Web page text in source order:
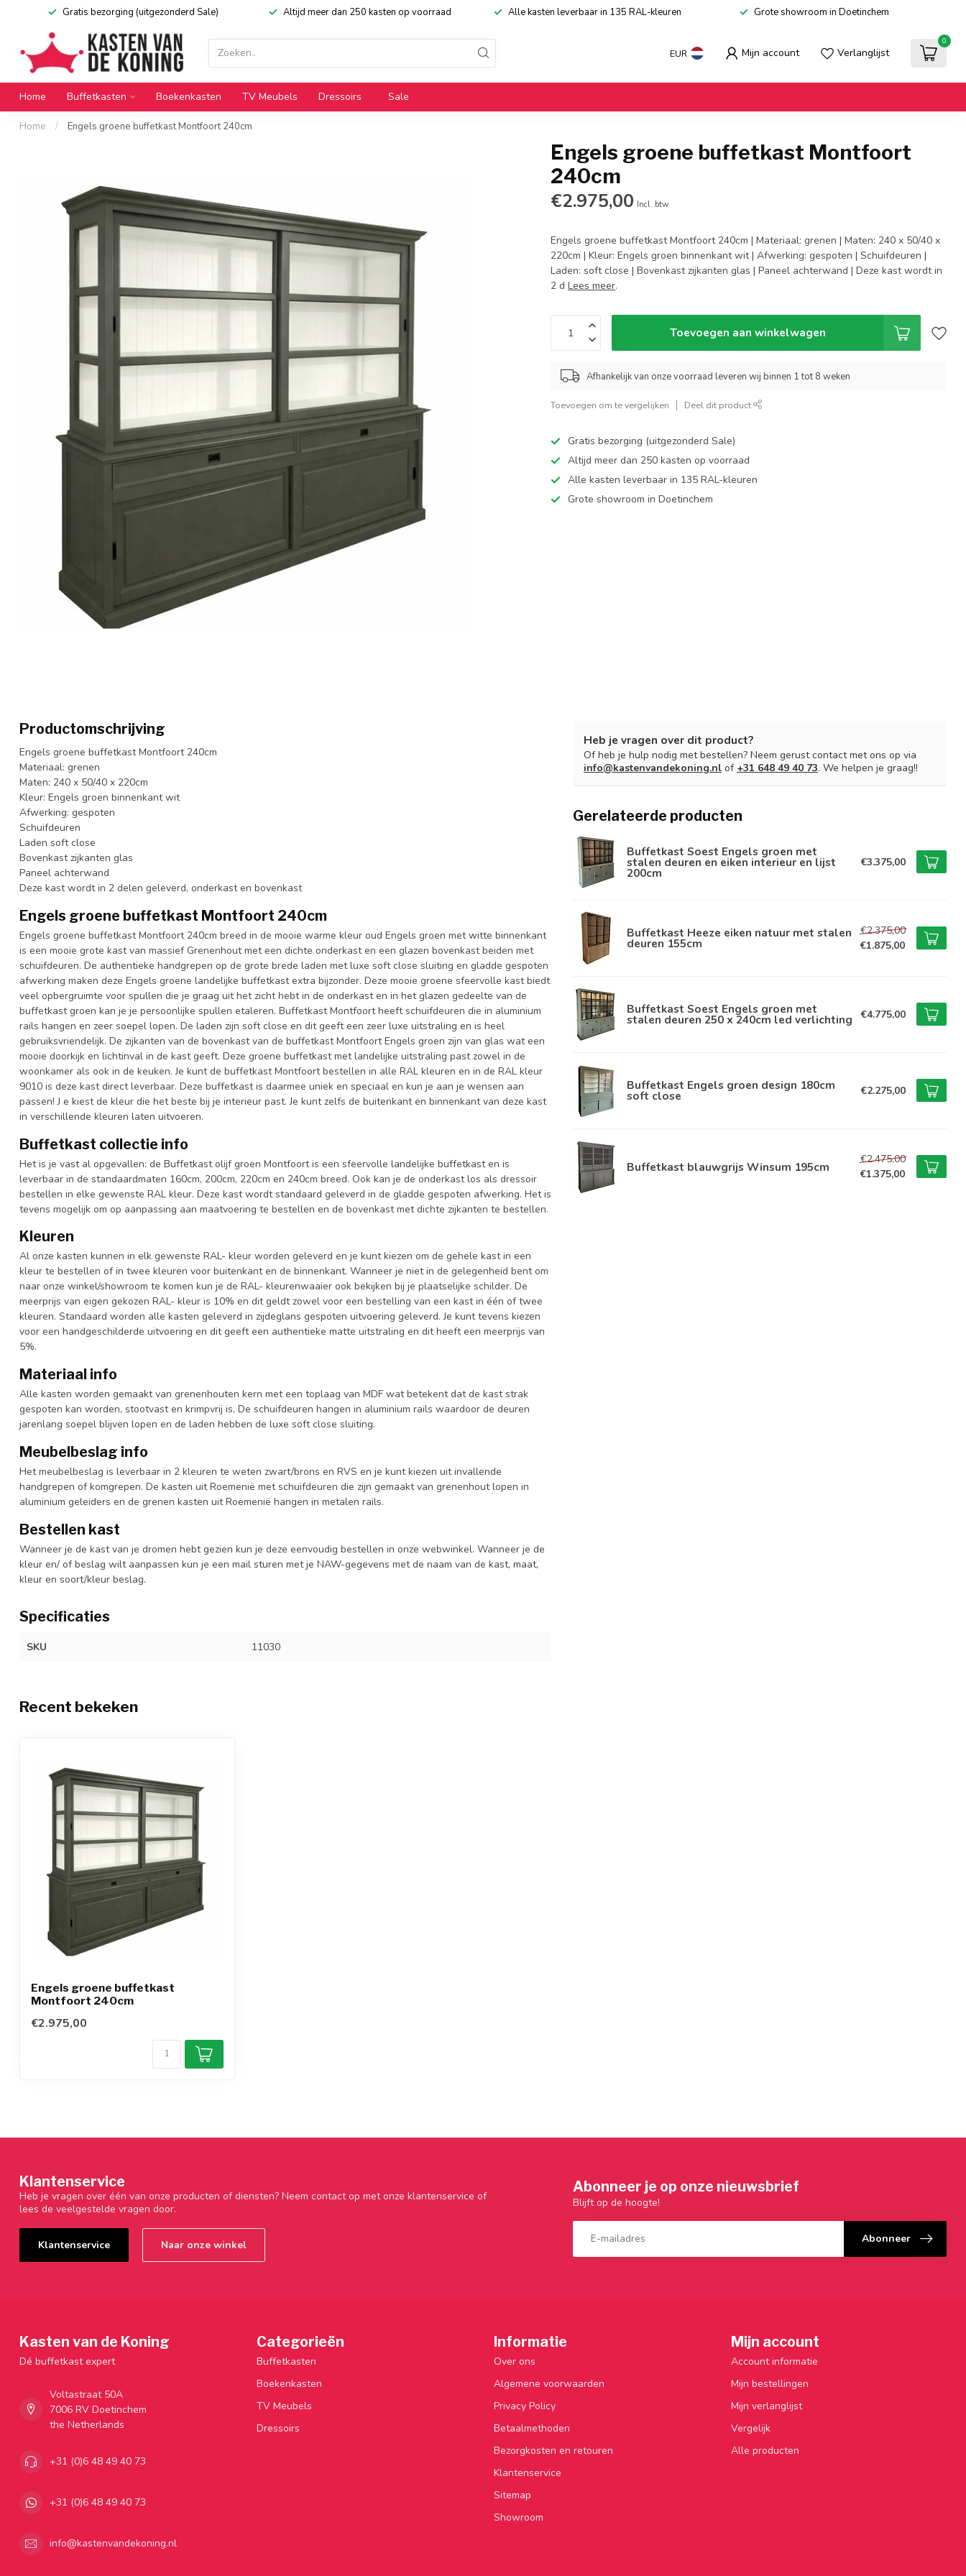
Gratis bezorging (uitgezonderd Sale) Altijd meer dan 250 kasten op voorraad Alle kasten leverbaar in 135 RAL-kleuren Grote showroom in Doetinchem
EUR Mijn account Verlanglijst
0
Home Buffetkasten Boekenkasten TV Meubels Dressoirs Sale
Home / Engels groene buffetkast Montfoort 240cm
Engels groene buffetkast Montfoort
240cm
€2.975,00 Incl. btw
Engels groene buffetkast Montfoort 240cm | Materiaal: grenen | Maten: 240 x 50/40 x
220cm | Kleur: Engels groen binnenkant wit | Afwerking: gespoten | Schuifdeuren |
Laden: soft close | Bovenkast zijkanten glas | Paneel achterwand | Deze kast wordt in
2 dLees meer.
Toevoegen aan winkelwagen
Afhankelijk van onze voorraad leveren wij binnen 1 tot 8 weken
Toevoegen om te vergelijken Deel dit product
Gratis bezorging (uitgezonderd Sale)
Altijd meer dan 250 kasten op voorraad
Alle kasten leverbaar in 135 RAL-kleuren
Grote showroom in Doetinchem
Productomschrijving
Engels groene buffetkast Montfoort 240cm
Materiaal: grenen
Maten: 240 x 50/40 x 220cm
Kleur: Engels groen binnenkant wit
Afwerking: gespoten
Schuifdeuren
Laden soft close
Bovenkast zijkanten glas
Paneel achterwand
Deze kast wordt in 2 delen geleverd, onderkast en bovenkast
Engels groene buffetkast Montfoort 240cm
Engels groene buffetkast Montfoort 240cm breed in de mooie warme kleur oud Engels groen met witte binnenkant
is een mooie grote kast van massief Grenenhout met een dichte onderkast en een glazen bovenkast beiden met
schuifdeuren. De authentieke handgrepen op de grote brede laden met luxe soft close sluiting en gladde gespoten
afwerking maken deze Engels groene landelijke buffetkast extra bijzonder. Deze mooie groene sfeervolle kast biedt
veel opbergruimte voor spullen die je graag uit het zicht hebt in de onderkast en in het glazen gedeelte van de
buffetkast groen kan je je persoonlijke spullen etaleren. Buffetkast Montfoort heeft schuifdeuren die in aluminium
rails hangen en zeer soepel lopen. De laden zijn soft close en dit geeft een zeer luxe uitstraling en is heel
gebruiksvriendelijk. De zijkanten van de bovenkast van de buffetkast Montfoort Engels groen zijn van glas wat een
mooie doorkijk en lichtinval in de kast geeft. Deze groene buffetkast met landelijke uitstraling past zowel in de
woonkamer als ook in de keuken. Je kunt de buffetkast Montfoort bestellen in alle RAL kleuren en in de RAL kleur
9010 is deze kast direct leverbaar. Deze buffetkast is daarmee uniek en speciaal en kun je aan je wensen aan
passen! J e kiest de kleur die het beste bij je interieur past. Je kunt zelfs de buitenkant en binnenkant van deze kast
in verschillende kleuren laten uitvoeren.
Buffetkast collectie info
Het is je vast al opgevallen: de Buffetkast olijf groen Montfoort is een sfeervolle landelijke buffetkast en is
leverbaar in de standaardmaten 160cm, 200cm, 220cm en 240cm breed. Ook kan je de onderkast los als dressoir
bestellen in elke gewenste RAL kleur. Deze kast wordt standaard geleverd in de gladde gespoten afwerking. Het is
tevens mogelijk om op aanpassing aan maatvoering te bestellen en de bovenkast met dichte zijkanten te bestellen.
Kleuren
Al onze kasten kunnen in elk gewenste RAL- kleur worden geleverd en je kunt kiezen om de gehele kast in een
kleur te bestellen of in twee kleuren voor buitenkant en de binnenkant. Wanneer je niet in de gelegenheid bent om
naar onze winkel/showroom te komen kun je de RAL- kleurenwaaier ook bekijken bij je plaatselijke schilder. De
meerprijs van eigen gekozen RAL- kleur is 10% en dit geldt zowel voor een bestelling van een kast in één of twee
kleuren. Standaard worden alle kasten geleverd in zijdeglans gespoten uitvoering geleverd. Je kunt tevens kiezen
voor een handgeschilderde uitvoering en dit geeft een authentieke matte uitstraling en dit heeft een meerprijs van
5%.
Materiaal info
Alle kasten worden gemaakt van grenenhouten kern met een toplaag van MDF wat betekent dat de kast strak
gespoten kan worden, stootvast en krimpvrij is, De schuifdeuren hangen in aluminium rails waardoor de deuren
jarenlang soepel blijven lopen en de laden hebben de luxe soft close sluiting.
Meubelbeslag info
Het meubelbeslag is leverbaar in 2 kleuren te weten zwart/brons en RVS en je kunt kiezen uit invallende
handgrepen of komgrepen. De kasten uit Roemenië met schuifdeuren die zijn gemaakt van grenenhout lopen in
aluminium geleiders en de grenen kasten uit Roemenië hangen in metalen rails.
Bestellen kast
Wanneer je de kast van je dromen hebt gezien kun je deze eenvoudig bestellen in onze webwinkel. Wanneer je de
kleur en/ of beslag wilt aanpassen kun je een mail sturen met je NAW-gegevens met de naam van de kast, maat,
kleur en soort/kleur beslag.
Specificaties
SKU 11030
Heb je vragen over dit product?
Of heb je hulp nodig met bestellen? Neem gerust contact met ons op via
info@kastenvandekoning.nl of +31 648 49 40 73. We helpen je graag!!
Gerelateerde producten
Buffetkast Soest Engels groen met
stalen deuren en eiken interieur en lijst
200cm
€3.375,00
Buffetkast Heeze eiken natuur met stalen
deuren 155cm
€2.375,00
€1.875,00
Buffetkast Soest Engels groen met
stalen deuren 250 x 240cm led verlichting €4.775,00
Buffetkast Engels groen design 180cm
soft close €2.275,00
Buffetkast blauwgrijs Winsum 195cm
€2.475,00
€1.375,00
Recent bekeken
Engels groene buffetkast
Montfoort 240cm
€2.975,00
Klantenservice
Heb je vragen over één van onze producten of diensten? Neem contact op met onze klantenservice of
lees de veelgestelde vragen door.
Klantenservice Naar onze winkel
Abonneer je op onze nieuwsbrief
Blijft op de hoogte!
Abonneer
Kasten van de Koning
Dé buffetkast expert
Voltastraat 50A
7006 RV Doetinchem
the Netherlands
+31 (0)6 48 49 40 73
+31 (0)6 48 49 40 73
info@kastenvandekoning.nl
Categorieën
Buffetkasten
Boekenkasten
TV Meubels
Dressoirs
Informatie
Over ons
Algemene voorwaarden
Privacy Policy
Betaalmethoden
Bezorgkosten en retouren
Klantenservice
Sitemap
Showroom
Mijn account
Account informatie
Mijn bestellingen
Mijn verlanglijst
Vergelijk
Alle producten